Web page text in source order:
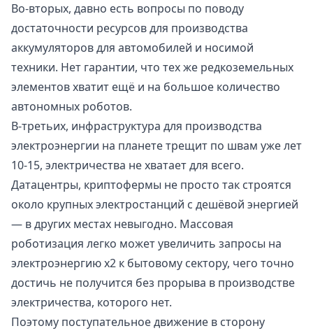
Во-вторых, давно есть вопросы по поводу
достаточности ресурсов для производства
аккумуляторов для автомобилей и носимой
техники. Нет гарантии, что тех же редкоземельных
элементов хватит ещё и на большое количество
автономных роботов.
В-третьих, инфраструктура для производства
электроэнергии на планете трещит по швам уже лет
10-15, электричества не хватает для всего.
Датацентры, криптофермы не просто так строятся
около крупных электростанций с дешёвой энергией
— в других местах невыгодно. Массовая
роботизация легко может увеличить запросы на
электроэнергию x2 к бытовому сектору, чего точно
достичь не получится без прорыва в производстве
электричества, которого нет.
Поэтому поступательное движение в сторону